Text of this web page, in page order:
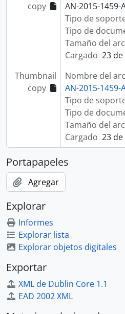
copy
AN-2015-1459-
Tipo de
Tipo de
Tamaño del
Cargado 23
Thumbnail
copy
Nombre del
AN-2015-1459-
Tipo de
Tipo de
Tamaño del
Cargado 23
Portapapeles
Agregar
Explorar
Informes
Explorar lista
Explorar objetos digitales
Exportar
XML de Dublin Core 1.1
EAD 2002 XML